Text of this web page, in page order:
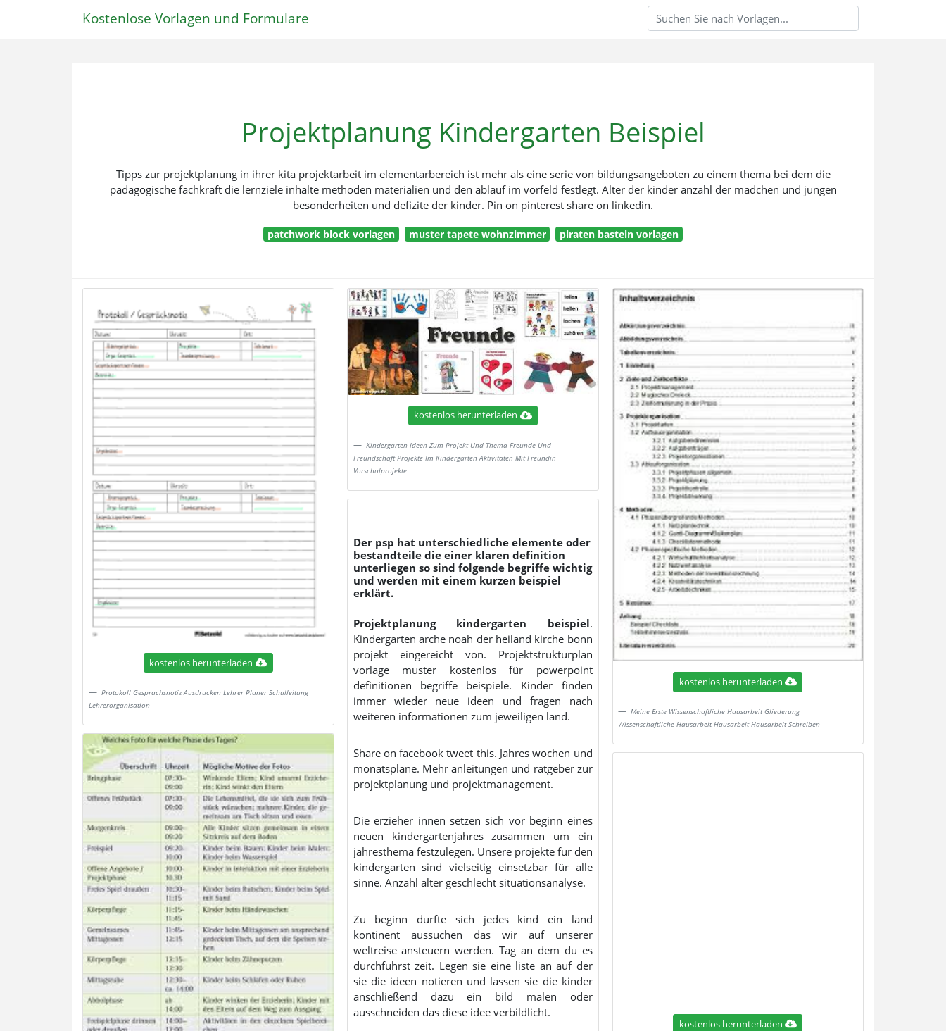
Kostenlose Vorlagen und Formulare
Projektplanung Kindergarten Beispiel
Tipps zur projektplanung in ihrer kita projektarbeit im elementarbereich ist mehr als eine serie von bildungsangeboten zu einem thema bei dem die
pädagogische fachkraft die lernziele inhalte methoden materialien und den ablauf im vorfeld festlegt. Alter der kinder anzahl der mädchen und jungen
besonderheiten und defizite der kinder. Pin on pinterest share on linkedin.
patchwork block vorlagen muster tapete wohnzimmer piraten basteln vorlagen
kostenlos herunterladen
Protokoll Gesprachsnotiz Ausdrucken Lehrer Planer Schulleitung
Lehrerorganisation
kostenlos herunterladen
Kindergarten Ideen Zum Projekt Und Thema Freunde Und
Freundschaft Projekte Im Kindergarten Aktivitaten Mit Freundin
Vorschulprojekte
Der psp hat unterschiedliche elemente oder
bestandteile die einer klaren definition
unterliegen so sind folgende begriffe wichtig
und werden mit einem kurzen beispiel
erklärt.
Projektplanung kindergarten beispiel.
Kindergarten arche noah der heiland kirche bonn
projekt eingereicht von. Projektstrukturplan
vorlage muster kostenlos für powerpoint
definitionen begriffe beispiele. Kinder finden
immer wieder neue ideen und fragen nach
weiteren informationen zum jeweiligen land.
Share on facebook tweet this. Jahres wochen und
monatspläne. Mehr anleitungen und ratgeber zur
projektplanung und projektmanagement.
Die erzieher innen setzen sich vor beginn eines
neuen kindergartenjahres zusammen um ein
jahresthema festzulegen. Unsere projekte für den
kindergarten sind vielseitig einsetzbar für alle
sinne. Anzahl alter geschlecht situationsanalyse.
Zu beginn durfte sich jedes kind ein land
kontinent aussuchen das wir auf unserer
weltreise ansteuern werden. Tag an dem du es
durchführst zeit. Legen sie eine liste an auf der
sie die ideen notieren und lassen sie die kinder
anschließend dazu ein bild malen oder
ausschneiden das diese idee verbildlicht.
kostenlos herunterladen
Meine Erste Wissenschaftliche Hausarbeit Gliederung
Wissenschaftliche Hausarbeit Hausarbeit Hausarbeit Schreiben
kostenlos herunterladen